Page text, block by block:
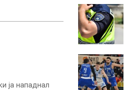
ја нападнал